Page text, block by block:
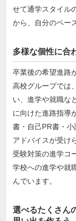
せて通学スタイル
から、自分のペー
多様な個性に合
卒業後の希望進路
高校グループでは
い、進学や就職な
に向けた進路指導
書・自己PR書・
アドバイスが受け
受験対策の進学コ
学校への進学や就
んでいます。
選べるたくさん